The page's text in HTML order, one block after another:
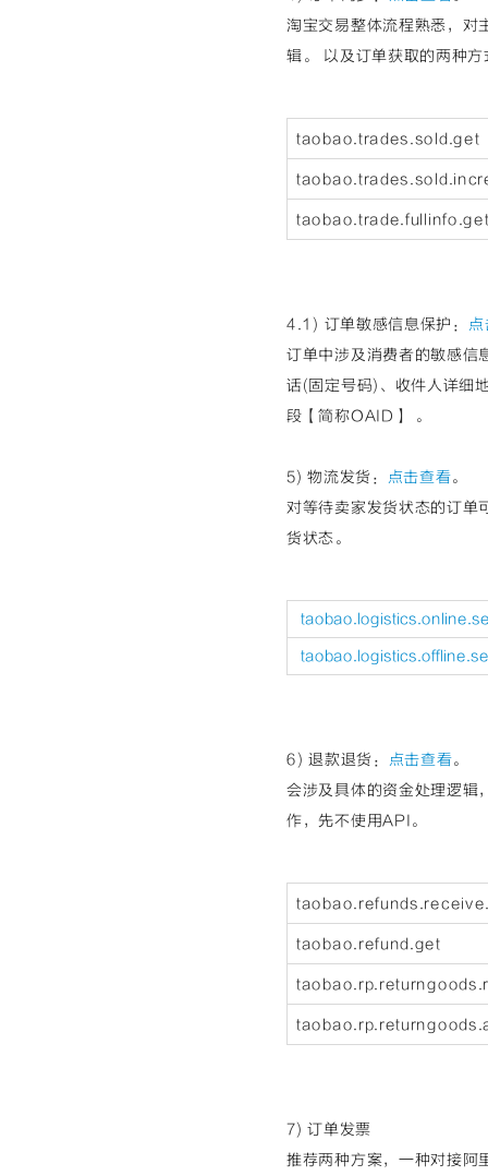
淘宝交易整体流程熟悉，对
辑。 以及订单获取的两种
taobao.trades.sold.get
4.1) 订单敏感信息保护：
订单中涉及消费者的敏感信
话(固定号码)、收件人详细
段【简称OAID】 。
5) 物流发货： 点击查看。
对等待卖家发货状态的订单
货状态。
6) 退款退货： 点击查看。
会涉及具体的资金处理逻辑
作，先不使用API。
taobao.refund.get
7) 订单发票
推荐两种方案，一种对接阿